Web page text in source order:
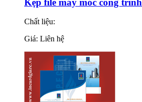
Chất liệu:
Giá: Liên hệ